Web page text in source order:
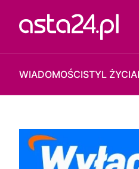
WIADOMOŚCISTYL ŻYCIA